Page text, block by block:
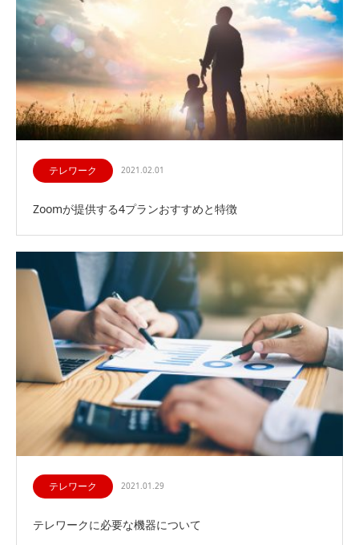
テレワーク 2021.02.01
Zoomが提供する4プランおすすめと特徴
テレワーク 2021.01.29
テレワークに必要な機器について